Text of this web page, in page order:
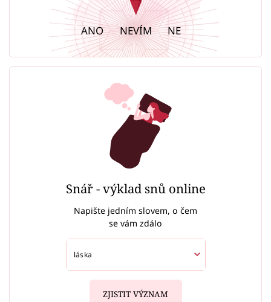
ANO NEVÍM NE
Snář - výklad snů online
Napište jedním slovem, o čem
se vám zdálo
ZJISTIT VÝZNAM